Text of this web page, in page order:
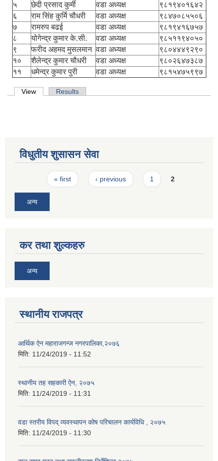
५
छेदी प्रसाद कुर्मी वडा अध्यक्ष
९८१९४०१६४२
६
राम सिंह कुर्मि चौधरी वडा अध्यक्ष
९८४७०८५५०६
७
रामरुप बढई वडा अध्यक्ष
९८१९४१६७५७
८
योगेन्द्र कुमार के.सी. वडा अध्यक्ष
९८५११९४०५०
९
फरीद अहमद मुसलमान वडा अध्यक्ष
९८०४४४९२९०
१०
शैलेन्द्र कुमार चौधरी वडा अध्यक्ष
९८०२६४७३८७
११
धमेन्द्र कुमार पुरी वडा अध्यक्ष ९८१५४७५९९७
Primary tabs
View (active tab)
Results
विधुतीय शुसासन सेवा
Pages« first ‹ previous 1 2
अन्य
कर तथा शुल्कहरु
अन्य
स्थानीय राजपत्र
आर्थिक ऐन महाराजगन्ज नगरपालिका,२०७६
मिति: 11/24/2019 - 11:52
स्थानीय तह सहकारी ऐन, २०७५
मिति: 11/24/2019 - 11:31
वडा स्तरीय विपद् व्यवस्थापन कोष परिचालन कार्यविधि , २०७५
मिति: 11/24/2019 - 11:30